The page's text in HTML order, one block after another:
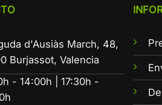
d'Ausiàs March, 48,
Burjassot, Valencia
- 14:00h | 17:30h -